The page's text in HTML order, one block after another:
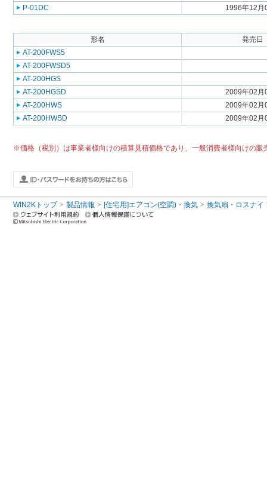
P-01DC
1996年12月
形名
発売日
AT-200FWS5
AT-200FWSD5
AT-200HGS
AT-200HGSD
2009年02月
AT-200HWS
2009年02月
AT-200HWSD
2009年02月
※価格（税別）は事業者様向けの積算見積価格であり、一般消費者様向けの販
WIN2Kトップ 製品情報 [住宅用]エアコン(空調)・換気 換気扇・ロスナイ